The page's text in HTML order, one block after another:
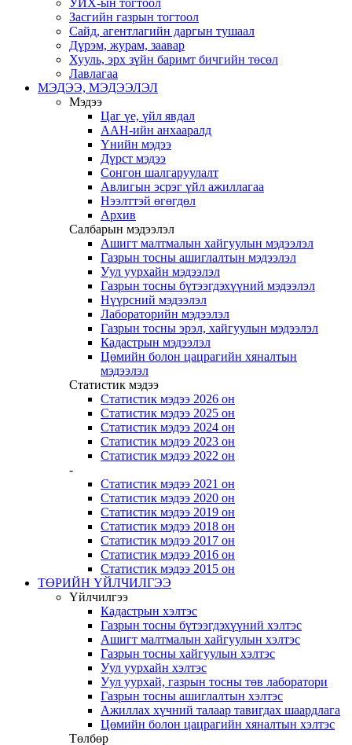
УИХ-ын тогтоол
Засгийн газрын тогтоол
Сайд, агентлагийн даргын тушаал
Дүрэм, журам, заавар
Хууль, эрх зүйн баримт бичгийн төсөл
Лавлагаа
МЭДЭЭ, МЭДЭЭЛЭЛ
Мэдээ
Цаг үе, үйл явдал
ААН-ийн анхааралд
Үнийн мэдээ
Дүрст мэдээ
Сонгон шалгаруулалт
Авлигын эсрэг үйл ажиллагаа
Нээлттэй өгөгдөл
Архив
Салбарын мэдээлэл
Ашигт малтмалын хайгуулын мэдээлэл
Газрын тосны ашиглалтын мэдээлэл
Уул уурхайн мэдээлэл
Газрын тосны бүтээгдэхүүний мэдээлэл
Нүүрсний мэдээлэл
Лабораторийн мэдээлэл
Газрын тосны эрэл, хайгуулын мэдээлэл
Кадастрын мэдээлэл
Цөмийн болон цацрагийн хяналтын
мэдээлэл
Статистик мэдээ
Статистик мэдээ 2026 он
Статистик мэдээ 2025 он
Статистик мэдээ 2024 он
Статистик мэдээ 2023 он
Статистик мэдээ 2022 он
-
Статистик мэдээ 2021 он
Статистик мэдээ 2020 он
Статистик мэдээ 2019 он
Статистик мэдээ 2018 он
Статистик мэдээ 2017 он
Статистик мэдээ 2016 он
Статистик мэдээ 2015 он
ТӨРИЙН ҮЙЛЧИЛГЭЭ
Үйлчилгээ
Кадастрын хэлтэс
Газрын тосны бүтээгдэхүүний хэлтэс
Ашигт малтмалын хайгуулын хэлтэс
Газрын тосны хайгуулын хэлтэс
Уул уурхайн хэлтэс
Уул уурхай, газрын тосны төв лаборатори
Газрын тосны ашиглалтын хэлтэс
Ажиллах хүчний талаар тавигдах шаардлага
Цөмийн болон цацрагийн хяналтын хэлтэс
Төлбөр